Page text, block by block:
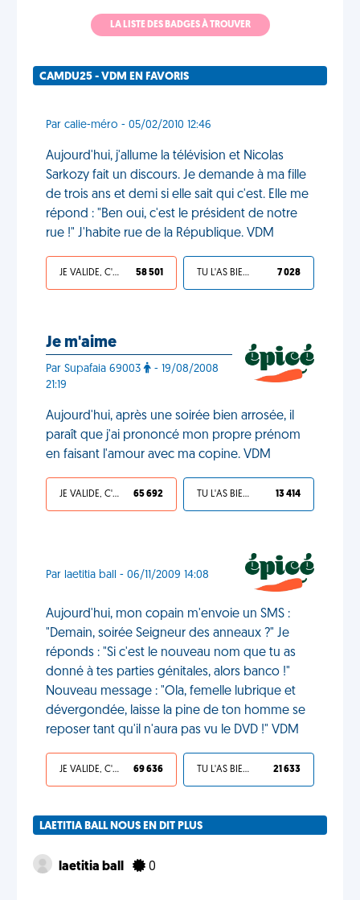
LA LISTE DES BADGES À TROUVER
CAMDU25 - VDM EN FAVORIS
Par calie-méro - 05/02/2010 12:46
Aujourd'hui, j'allume la télévision et Nicolas
Sarkozy fait un discours. Je demande à ma fille
de trois ans et demi si elle sait qui c'est. Elle me
répond : "Ben oui, c'est le président de notre
rue !" J'habite rue de la République. VDM
JE VALIDE, C'EST UNE VDM 58 501 TU L'AS BIEN MÉRITÉ 7 028
Je m'aime
Par Supafaia 69003
- 19/08/2008
21:19
Aujourd'hui, après une soirée bien arrosée, il
paraît que j'ai prononcé mon propre prénom
en faisant l'amour avec ma copine. VDM
JE VALIDE, C'EST UNE VDM 65 692 TU L'AS BIEN MÉRITÉ 13 414
Par laetitia ball - 06/11/2009 14:08
Aujourd'hui, mon copain m'envoie un SMS :
"Demain, soirée Seigneur des anneaux ?" Je
réponds : "Si c'est le nouveau nom que tu as
donné à tes parties génitales, alors banco !"
Nouveau message : "Ola, femelle lubrique et
dévergondée, laisse la pine de ton homme se
reposer tant qu'il n'aura pas vu le DVD !" VDM
JE VALIDE, C'EST UNE VDM 69 636 TU L'AS BIEN MÉRITÉ 21 633
LAETITIA BALL NOUS EN DIT PLUS
laetitia ball 0